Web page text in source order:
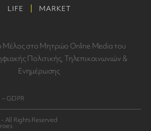
LIFE MARKET
Μέλος στο Μητρώο Online Media του
Πολιτικής, Τηλεπικοινωνιών &
Ενημέρωσης
GDPR
Rights Reserved